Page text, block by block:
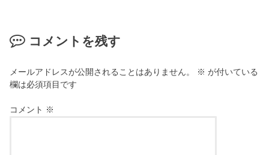
コメントを残す
メールアドレスが公開されることはありません。 ※ が付いている
欄は必須項目です
コメント ※